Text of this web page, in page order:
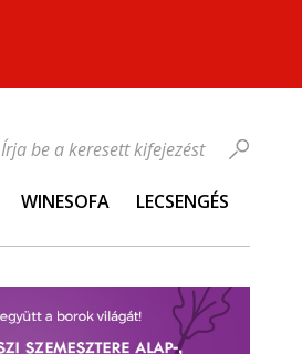
WINESOFA LECSENGÉS
Írja be a keresett kifejezést